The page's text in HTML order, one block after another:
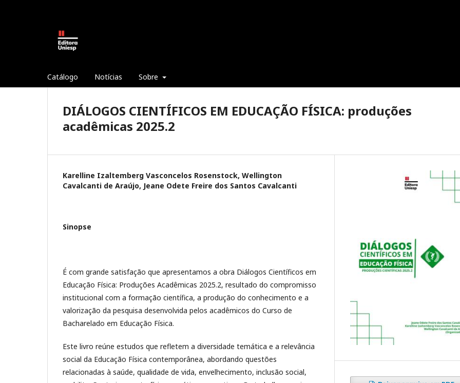
Catálogo Notícias Sobre
DIÁLOGOS CIENTÍFICOS EM EDUCAÇÃO FÍSICA: produções
acadêmicas 2025.2
Karelline Izaltemberg Vasconcelos Rosenstock, Wellington
Cavalcanti de Araújo, Jeane Odete Freire dos Santos Cavalcanti
Sinopse
É com grande satisfação que apresentamos a obra Diálogos Científicos em
Educação Física: Produções Acadêmicas 2025.2, resultado do compromisso
institucional com a formação científica, a produção do conhecimento e a
valorização da pesquisa desenvolvida pelos acadêmicos do Curso de
Bacharelado em Educação Física.
Este livro reúne estudos que refletem a diversidade temática e a relevância
social da Educação Física contemporânea, abordando questões
relacionadas à saúde, qualidade de vida, envelhecimento, inclusão social,